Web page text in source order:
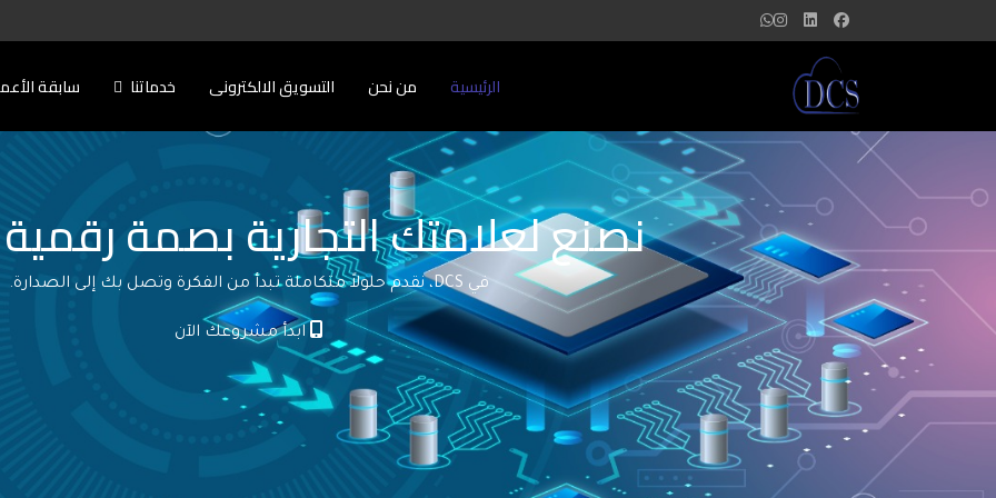
الرئيسية من نحن التسويق الالكترونى خدماتنا سابقة
نصنع لعلامتك التجارية بصمة
في DCS، نقدم حلولاً متكاملة تبدأ من الفكرة وتصل بك إلى الصدارة.
ابدأ مشروعك الآن